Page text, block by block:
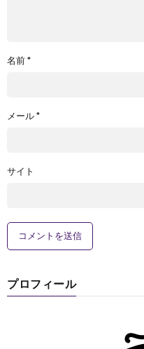
名前*
メール*
サイト
プロフィール